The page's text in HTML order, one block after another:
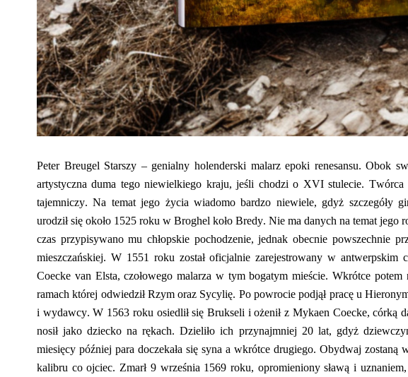
Peter Breugel Starszy – genialny holenderski malarz epoki renesansu. Obok
artystyczna duma tego niewielkiego kraju, jeśli chodzi o XVI stulecie. Twórca
tajemniczy. Na temat jego życia wiadomo bardzo niewiele, gdyż szczegóły
urodził się około 1525 roku wBroghel koło Bredy.Nie ma danych na temat jego
czas przypisywano mu chłopskie pochodzenie, jednak obecnie powszechnie
mieszczańskiej. W 1551 roku został oficjalnie zarejestrowany w
Coecke van Elsta, czołowego malarza w tym bogatym mieście. Wkrótce potem
ramach której odwiedził Rzym oraz Sycylię. Po powrocie podjął pracę u
i wydawcy. W 1563 roku osiedlił się Brukseli i ożenił z Mykaen Coecke, córką
nosił jako dziecko na rękach. Dzieliło ich przynajmniej 20 lat, gdyż
miesięcy później para doczekała się syna a wkrótce drugiego. Obydwaj zostaną
kalibru co ojciec. Zmarł 9 września 1569 roku, opromieniony sławą i